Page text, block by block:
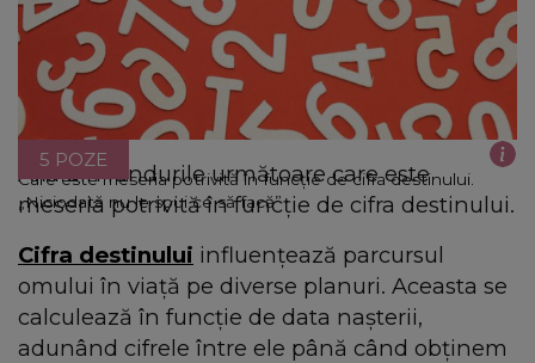
Care este meseria potrivită în funcție de cifra destinului.
„Niciodată nu le spui ce să facă”
5 POZE
Află din rândurile următoare care este
meseria potrivită în funcție de cifra destinului.
Cifra destinului influențează parcursul
omului în viață pe diverse planuri. Aceasta se
calculează în funcție de data nașterii,
adunând cifrele între ele până când obținem